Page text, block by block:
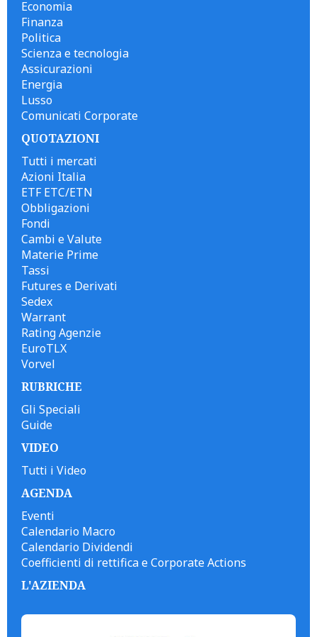
Economia
Finanza
Politica
Scienza e tecnologia
Assicurazioni
Energia
Lusso
Comunicati Corporate
QUOTAZIONI
Tutti i mercati
Azioni Italia
ETF ETC/ETN
Obbligazioni
Fondi
Cambi e Valute
Materie Prime
Tassi
Futures e Derivati
Sedex
Warrant
Rating Agenzie
EuroTLX
Vorvel
RUBRICHE
Gli Speciali
Guide
VIDEO
Tutti i Video
AGENDA
Eventi
Calendario Macro
Calendario Dividendi
Coefficienti di rettifica e Corporate Actions
L'AZIENDA